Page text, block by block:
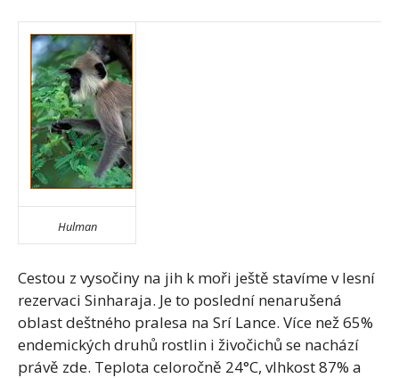
Hulman
Cestou z vysočiny na jih k moři ještě stavíme v lesní
rezervaci Sinharaja. Je to poslední nenarušená
oblast deštného pralesa na Srí Lance. Více než 65%
endemických druhů rostlin i živočichů se nachází
právě zde. Teplota celoročně 24°C, vlhkost 87% a